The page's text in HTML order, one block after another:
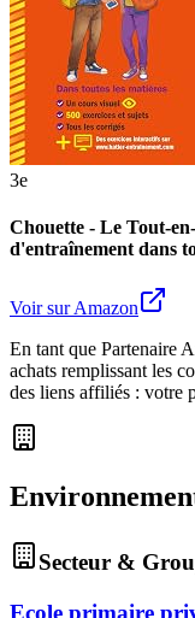
3e
Chouette - Le Tout-
d'entraînement dans
Voir sur Amazon
En tant que Partenaire
achats remplissant les
des liens affiliés : votre
Secteur &
Ecole primaire